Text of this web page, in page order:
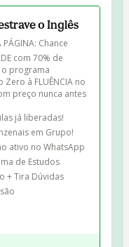
o Inglês
PÁGINA: Chance
com 70% de
programa
à FLUÊNCIA no
preço nunca antes
já liberadas!
em Grupo!
ativo no WhatsApp
de Estudos
+ Tira Dúvidas